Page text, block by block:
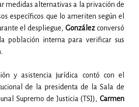
medidas alternativas a la privación de
específicos que lo ameriten según el
el despliegue,Gonzálezconversó
población interna para verificar sus
y asistencia jurídica contó con el
de la presidenta de la Sala de
Supremo de Justicia (TSJ), Carmen